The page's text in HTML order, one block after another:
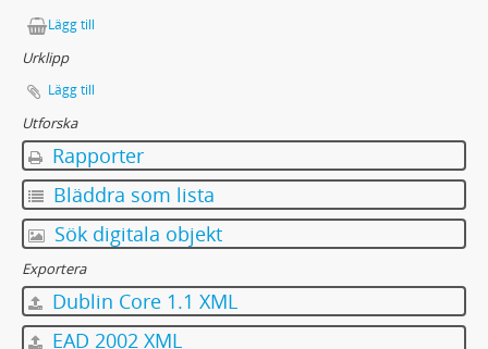
Lägg till
Urklipp
Lägg till
Utforska
Rapporter
Bläddra som lista
Sök digitala objekt
Exportera
Dublin Core 1.1 XML
EAD 2002 XML